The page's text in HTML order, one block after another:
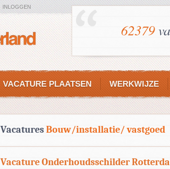
INLOGGEN
62379
VACATURE PLAATSEN WERKWIJZE
VacaturesBouw/installatie/ vastgoed
Vacature Onderhoudsschilder